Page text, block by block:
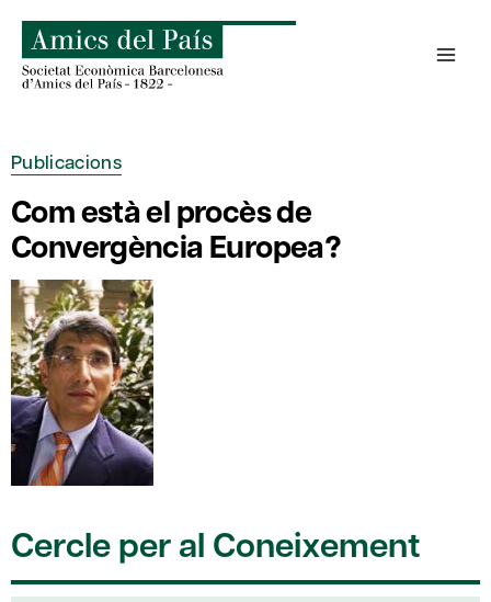
content
Publicacions
Com està el procès de
Convergència Europea?
Cercle per al Coneixement